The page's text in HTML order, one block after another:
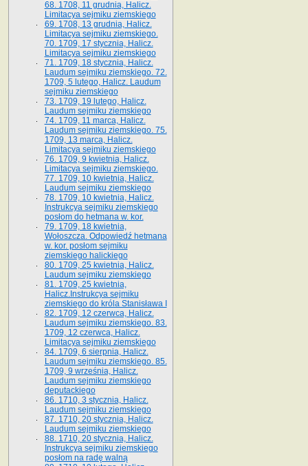
68. 1708, 11 grudnia, Halicz.
Limitacya sejmiku ziemskiego
69. 1708, 13 grudnia, Halicz.
Limitacya sejmiku ziemskiego.
70. 1709, 17 stycznia, Halicz.
Limitacya sejmiku ziemskiego
71. 1709, 18 stycznia, Halicz.
Laudum sejmiku ziemskiego. 72.
1709, 5 lutego, Halicz. Laudum
sejmiku ziemskiego
73. 1709, 19 lutego, Halicz.
Laudum sejmiku ziemskiego
74. 1709, 11 marca, Halicz.
Laudum sejmiku ziemskiego. 75.
1709, 13 marca, Halicz.
Limitacya sejmiku ziemskiego
76. 1709, 9 kwietnia, Halicz.
Limitacya sejmiku ziemskiego.
77. 1709, 10 kwietnia, Halicz.
Laudum sejmiku ziemskiego
78. 1709, 10 kwietnia, Halicz.
Instrukcya sejmiku ziemskiego
posłom do hetmana w. kor.
79. 1709, 18 kwietnia,
Wołoszcza. Odpowiedź hetmana
w. kor. posłom sejmiku
ziemskiego halickiego
80. 1709, 25 kwietnia, Halicz.
Laudum sejmiku ziemskiego
81. 1709, 25 kwietnia,
Halicz.Instrukcya sejmiku
ziemskiego do króla Stanisława I
82. 1709, 12 czerwca, Halicz.
Laudum sejmiku ziemskiego. 83.
1709, 12 czerwca, Halicz.
Limitacya sejmiku ziemskiego
84. 1709, 6 sierpnia, Halicz.
Laudum sejmiku ziemskiego. 85.
1709, 9 września, Halicz.
Laudum sejmiku ziemskiego
deputackiego
86. 1710, 3 stycznia, Halicz.
Laudum sejmiku ziemskiego
87. 1710, 20 stycznia, Halicz.
Laudum sejmiku ziemskiego
88. 1710, 20 stycznia, Halicz.
Instrukcya sejmiku ziemskiego
posłom na radę walną